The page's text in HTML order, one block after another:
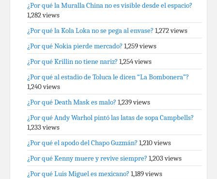
¿Por qué la Muralla China no es visible desde el espacio?
1,282 views
¿Por qué la Kola Loka no se pega al envase? 1,272 views
¿Por qué Nokia pierde mercado? 1,259 views
¿Por qué Krillin no tiene nariz? 1,254 views
¿Por qué al estadio de Toluca le dicen “La Bombonera”?
1,240 views
¿Por qué Death Mask es malo? 1,239 views
¿Por qué Andy Warhol pintó las latas de sopa Campbells?
1,233 views
¿Por qué el apodo del Chapo Guzmán? 1,210 views
¿Por qué Kenny muere y revive siempre? 1,203 views
¿Por qué Luis Miguel es mexicano? 1,189 views